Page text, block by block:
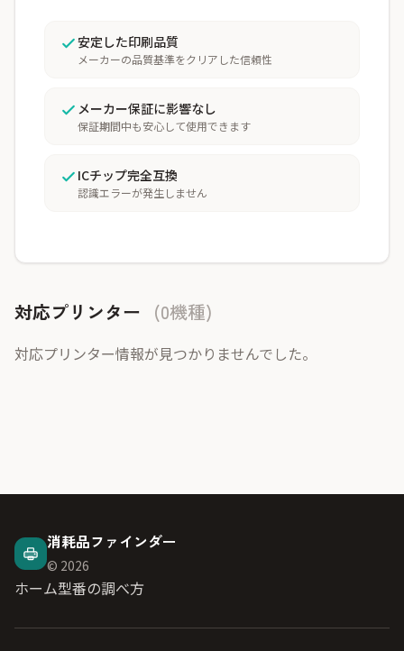
安定した印刷品質
メーカーの品質基準をクリアした信頼性
メーカー保証に影響なし
保証期間中も安心して使用できます
ICチップ完全互換
認識エラーが発生しません
対応プリンター (0機種)
対応プリンター情報が見つかりませんでした。
消耗品ファインダー
© 2026
ホーム型番の調べ方